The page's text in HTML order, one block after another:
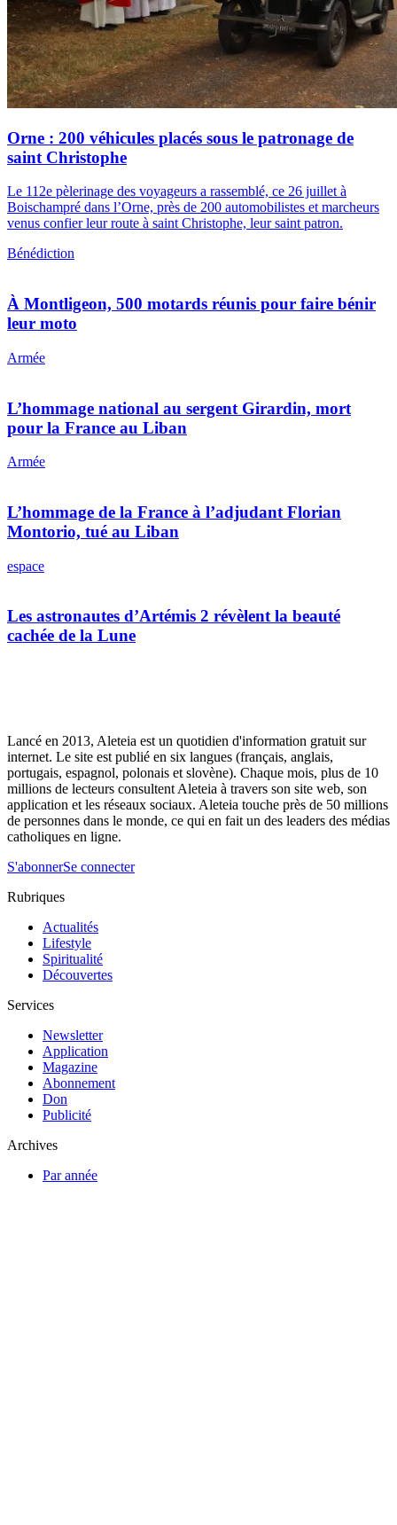
Orne : 200 véhicules placés sous le patronage de
saint Christophe
Le 112e pèlerinage des voyageurs a rassemblé, ce 26 juillet à
Boischampré dans l’Orne, près de 200 automobilistes et marcheurs
venus confier leur route à saint Christophe, leur saint patron.
Bénédiction
À Montligeon, 500 motards réunis pour faire bénir
leur moto
Armée
L’hommage national au sergent Girardin, mort
pour la France au Liban
Armée
L’hommage de la France à l’adjudant Florian
Montorio, tué au Liban
espace
Les astronautes d’Artémis 2 révèlent la beauté
cachée de la Lune
Lancé en 2013, Aleteia est un quotidien d'information gratuit sur
internet. Le site est publié en six langues (français, anglais,
portugais, espagnol, polonais et slovène). Chaque mois, plus de 10
millions de lecteurs consultent Aleteia à travers son site web, son
application et les réseaux sociaux. Aleteia touche près de 50 millions
de personnes dans le monde, ce qui en fait un des leaders des médias
catholiques en ligne.
S'abonnerSe connecter
Rubriques
Actualités
Lifestyle
Spiritualité
Découvertes
Services
Newsletter
Application
Magazine
Abonnement
Don
Publicité
Archives
Par année